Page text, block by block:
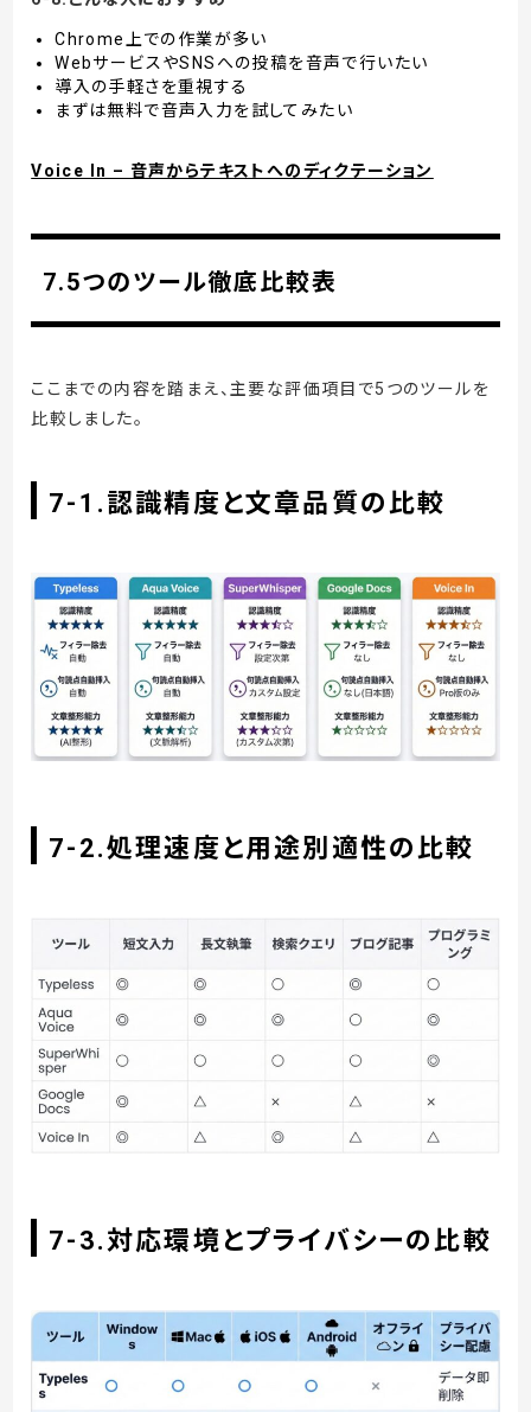
Chrome上での作業が多い
WebサービスやSNSへの投稿を音声で行いたい
導入の手軽さを重視する
まずは無料で音声入力を試してみたい
Voice In – 音声からテキストへのディクテーション
7.5つのツール徹底比較表
ここまでの内容を踏まえ、主要な評価項目で5つのツールを
比較しました。
7-1.認識精度と文章品質の比較
7-2.処理速度と用途別適性の比較
7-3.対応環境とプライバシーの比較